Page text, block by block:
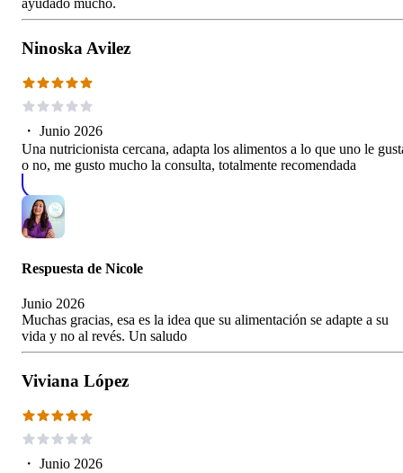
ayudado mucho.
Ninoska Avilez
・ Junio 2026
Una nutricionista cercana, adapta los alimentos a lo que uno le
o no, me gusto mucho la consulta, totalmente recomendada
Respuesta de Nicole
Junio 2026
Muchas gracias, esa es la idea que su alimentación se adapte a su
vida y no al revés. Un saludo
Viviana López
・ Junio 2026